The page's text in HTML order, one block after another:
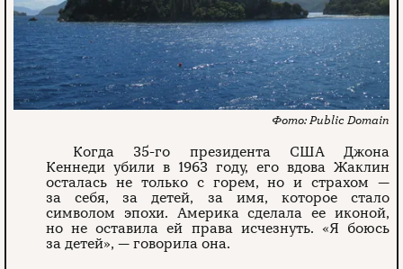
Public Domain
Когда 35-го президента США Джона
Кеннеди убили в 1963 году, его вдова Жаклин
осталась не только с горем, но и страхом —
за себя, за детей, за имя, которое стало
символом эпохи. Америка сделала ее иконой,
но не оставила ей права исчезнуть. «Я боюсь
за детей», — говорила она.